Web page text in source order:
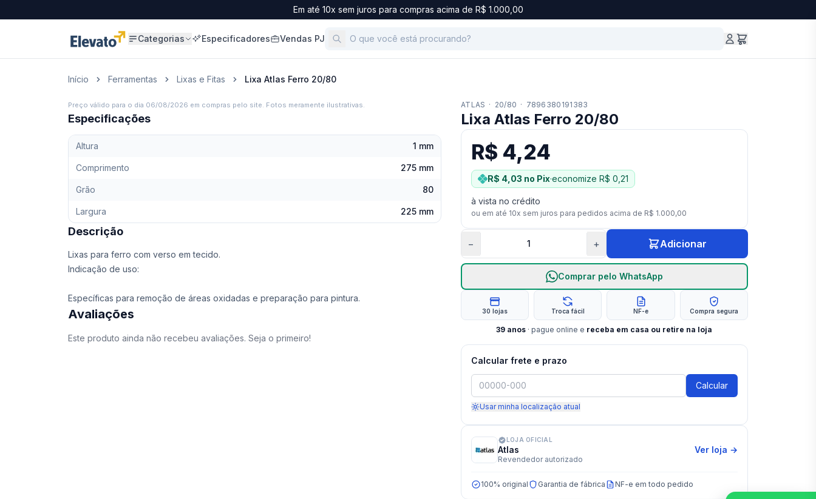
Em até 10x sem juros para compras acima de R$ 1.000,00
Categorias Especificadores Vendas PJ
Início Ferramentas Lixas e Fitas Lixa Atlas Ferro 20/80
Preço válido para o dia 06/08/2026 em compras pelo site. Fotos meramente ilustrativas.
Especificações
Altura 1 mm
Comprimento 275 mm
Grão 80
Largura 225 mm
Descrição
Lixas para ferro com verso em tecido.
Indicação de uso:
Específicas para remoção de áreas oxidadas e preparação para pintura.
Avaliações
Este produto ainda não recebeu avaliações. Seja o primeiro!
ATLAS · 20/80 · 7896380191383
Lixa Atlas Ferro 20/80
R$ 4,24
R$ 4,03 no Pix·economize R$ 0,21
à vista no crédito
ou em até 10x sem juros para pedidos acima de R$ 1.000,00
− + Adicionar
Comprar pelo WhatsApp
30 lojas Troca fácil NF-e Compra segura
39 anos · pague online e receba em casa ou retire na loja
Calcular frete e prazo
Calcular
Usar minha localização atual
LOJA OFICIAL
Atlas
Revendedor autorizado
Ver loja →
100% original Garantia de fábrica NF-e em todo pedido